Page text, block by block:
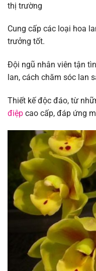
thị trường
Cung cấp các loại hoa
trưởng tốt.
Đội ngũ nhân viên tận
lan, cách chăm sóc lan
Thiết kế độc đáo, từ
điệp cao cấp, đáp ứng